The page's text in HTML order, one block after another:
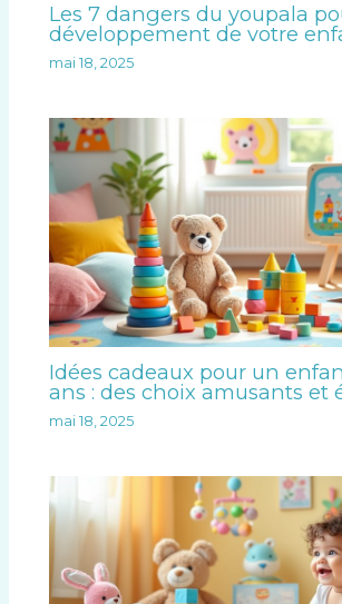
Les 7 dangers du youpala
développement de votre
mai 18, 2025
Idées cadeaux pour un
ans : des choix amusants et
mai 18, 2025